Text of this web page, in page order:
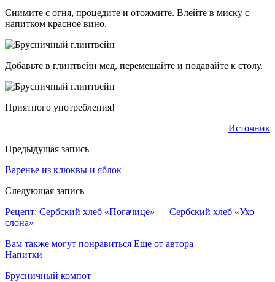
Снимите с огня, процедите и отожмите. Влейте в миску с
напитком красное вино.
Добавьте в глинтвейн мед, перемешайте и подавайте к столу.
Приятного употребления!
Источник
Предыдущая запись
Варенье из клюквы и яблок
Следующая запись
Рецепт: Сербский хлеб «Погачице» — Сербский хлеб «Ухо
слона»
Вам также могут понравиться Еще от автора
Напитки
Брусничный компот